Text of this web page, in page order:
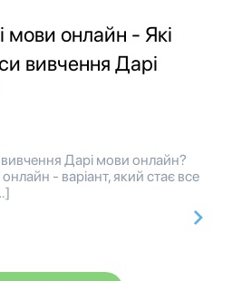
мови онлайн - Які
вивчення Дарі
Дарі мови онлайн?
- варіант, який стає все